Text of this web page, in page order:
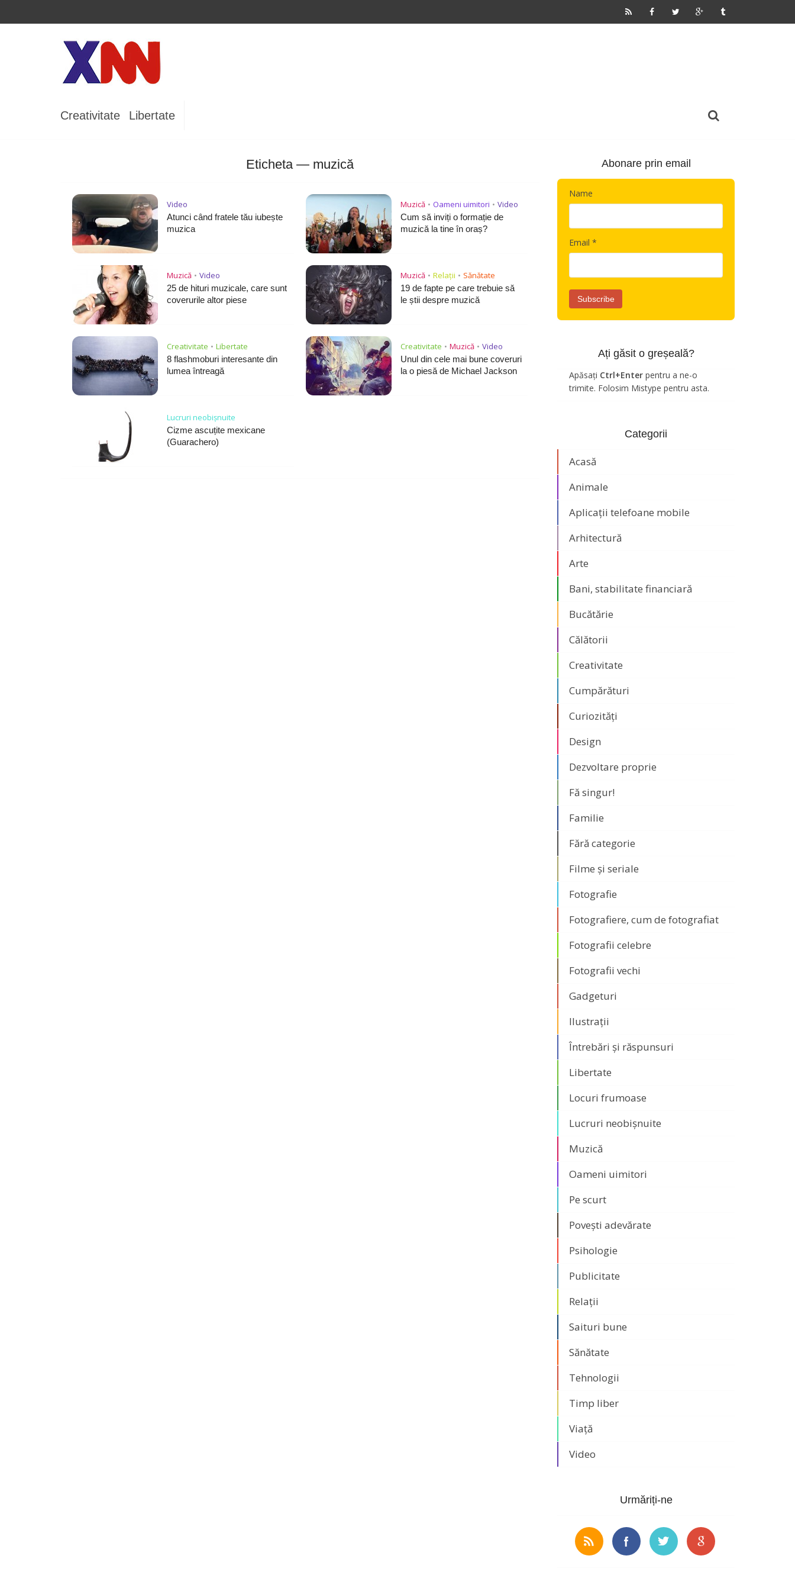
Creativitate Libertate
Eticheta — muzică
Video
Atunci când fratele tău iubește
muzica
Muzică • Oameni uimitori • Video
Cum să inviți o formație de
muzică la tine în oraș?
Muzică • Video
25 de hituri muzicale, care sunt
coverurile altor piese
Muzică • Relații • Sănătate
19 de fapte pe care trebuie să
le știi despre muzică
Creativitate • Libertate
8 flashmoburi interesante din
lumea întreagă
Creativitate • Muzică • Video
Unul din cele mai bune coveruri
la o piesă de Michael Jackson
Lucruri neobișnuite
Cizme ascuțite mexicane
(Guarachero)
Abonare prin email
Name
Email *
Ați găsit o greșeală?
Apăsați Ctrl+Enter pentru a ne-o
trimite. Folosim Mistype pentru asta.
Categorii
Acasă
Animale
Aplicații telefoane mobile
Arhitectură
Arte
Bani, stabilitate financiară
Bucătărie
Călătorii
Creativitate
Cumpărături
Curiozități
Design
Dezvoltare proprie
Fă singur!
Familie
Fără categorie
Filme și seriale
Fotografie
Fotografiere, cum de fotografiat
Fotografii celebre
Fotografii vechi
Gadgeturi
Ilustrații
Întrebări și răspunsuri
Libertate
Locuri frumoase
Lucruri neobișnuite
Muzică
Oameni uimitori
Pe scurt
Povești adevărate
Psihologie
Publicitate
Relații
Saituri bune
Sănătate
Tehnologii
Timp liber
Viață
Video
Urmăriți-ne